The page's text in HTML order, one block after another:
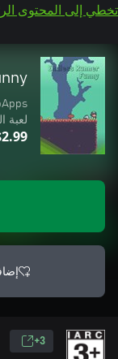
تخطي إلى المحتوى
لعبة
3+